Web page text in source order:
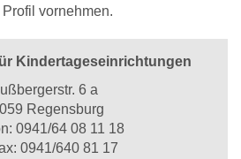
vornehmen.
Kindertageseinrichtungen
6 a
Regensburg
0941/64 08 11 18
0941/640 81 17